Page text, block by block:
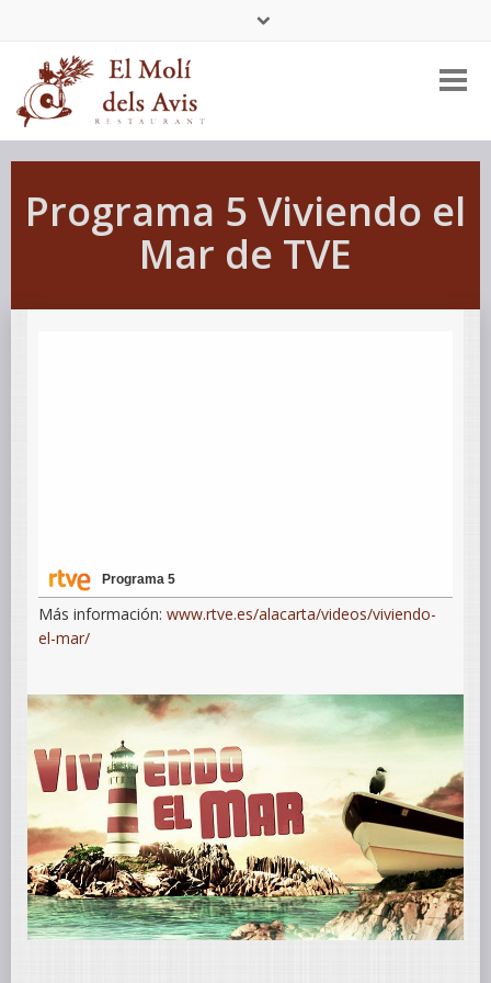
Tel:
Programa 5 Viviendo el
Mar de TVE
Programa 5
Más información: www.rtve.es/alacarta/videos/viviendo-
el-mar/